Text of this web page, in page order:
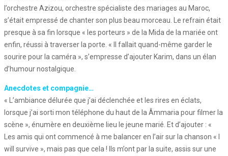
l’orchestre Azizou, orchestre spécialiste des mariages au Maroc,
s’était empressé de chanter son plus beau morceau. Le refrain était
presque à sa fin lorsque « les porteurs » de la Mida de la mariée ont
enfin, réussi à traverser la porte. « Il fallait quand-même garder le
sourire pour la caméra », s’empresse d’ajouter Karim, dans un élan
d’humour nostalgique.
Anecdotes et compagnie…
« L’ambiance délurée que j’ai déclenchée et les rires en éclats,
lorsque j’ai sorti mon téléphone du haut de la Âmmaria pour filmer la
scène », énumère en deuxième lieu le jeune marié. Et d’ajouter : «
Les amis qui ont commencé à me balancer en l’air sur la chanson « I
will survive », mais pas que cela ! Ils m’ont par la suite, assis sur une